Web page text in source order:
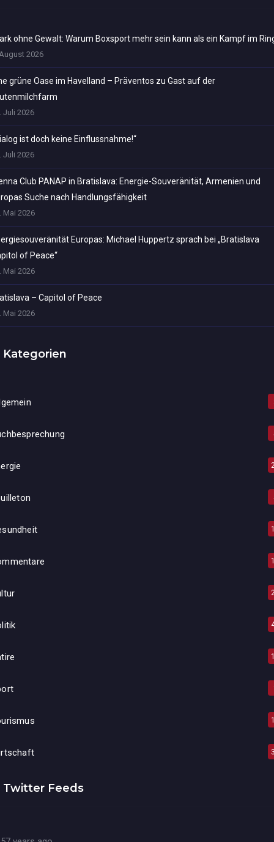
ohne Gewalt: Warum Boxsport mehr sein kann als ein Kampf im
2026
grüne Oase im Havelland – Präventos zu Gast auf der
Juli 2026
ist doch keine Einflussnahme!“
Juli 2026
Club PANAP in Bratislava: Energie-Souveränität, Armenien und
Suche nach Handlungsfähigkeit
Mai 2026
Europas: Michael Huppertz sprach bei „Bratislava
of Peace“
Mai 2026
– Capitol of Peace
Mai 2026
Kategorien
Twitter Feeds